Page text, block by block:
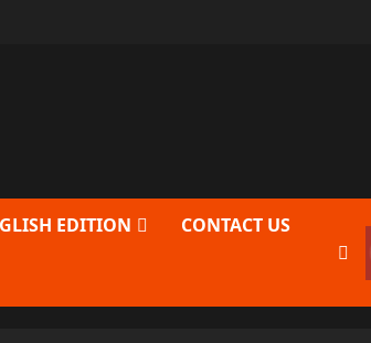
EDITION CONTACT US